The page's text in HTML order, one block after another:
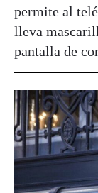
permite al
lleva
pantalla de